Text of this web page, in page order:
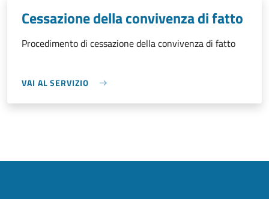
Cessazione della convivenza di fatto
Procedimento di cessazione della convivenza di fatto
VAI AL SERVIZIO